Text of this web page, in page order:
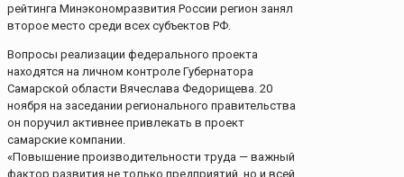
рейтинга Минэкономразвития России регион занял
второе место среди всех субъектов РФ.
Вопросы реализации федерального проекта
находятся на личном контроле Губернатора
Самарской области Вячеслава Федорищева. 20
ноября на заседании регионального правительства
он поручил активнее привлекать в проект
самарские компании.
«Повышение производительности труда — важный
фактор развития не только предприятий, но и всей